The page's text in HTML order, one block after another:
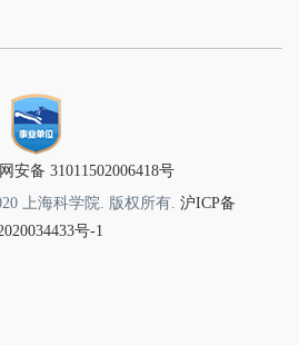
安备 31011502006418号
上海科学院. 版权所有. 沪ICP备
号-1